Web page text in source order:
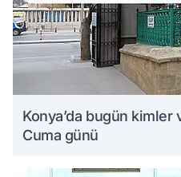
Konya’da bugün
Cuma günü